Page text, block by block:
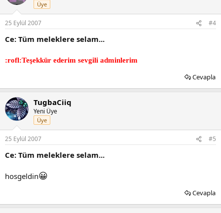
Üye
25 Eylül 2007 #4
Ce: Tüm meleklere selam...
:rofl:Teşekkür ederim sevgili adminlerim
Cevapla
TugbaCiiq
Yeni Üye
Üye
25 Eylül 2007 #5
Ce: Tüm meleklere selam...
hosgeldin😀
Cevapla